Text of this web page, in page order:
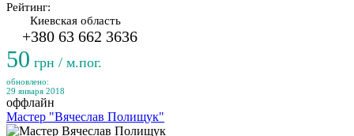
Рейтинг:
Киевская область
+380 63 662 3636
50 грн / м.пог.
обновлено:
29 января 2018
оффлайн
Мастер "Вячеслав Полищук"